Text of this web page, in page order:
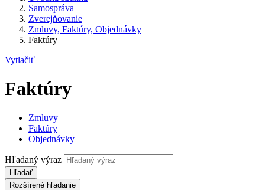
Samospráva
Zverejňovanie
Zmluvy, Faktúry, Objednávky
Faktúry
Vytlačiť
Faktúry
Zmluvy
Faktúry
Objednávky
Hľadaný výraz
Hľadať
Rozšírené hľadanie